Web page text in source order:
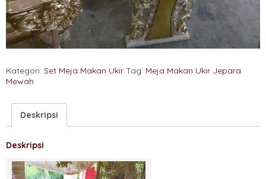
Kategori: Set Meja Makan Ukir Tag: Meja Makan Ukir Jepara
Mewah
Deskripsi
Deskripsi